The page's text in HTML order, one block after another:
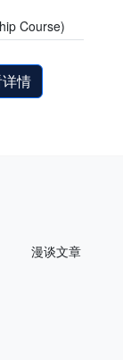
Course)
情
漫谈文章